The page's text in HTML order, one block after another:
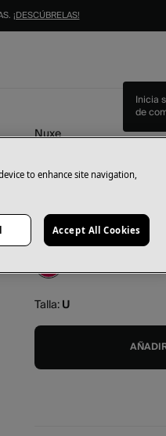
¡DESCÚBRELAS!
Inicia
de
Nuxe
Contorno de
15 ml
Color:Rojo
Talla:U
to enhance site navigation,
Accept All Cookies